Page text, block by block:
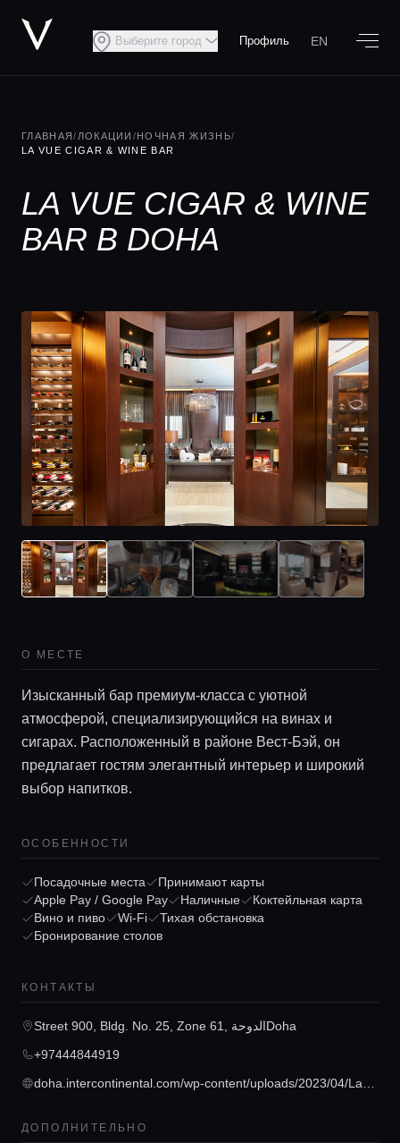
Главная
Локации
Гиды
Выберите город Профиль EN
ГЛАВНАЯ/ ЛОКАЦИИ /НОЧНАЯ ЖИЗНЬ/
LA VUE CIGAR & WINE BAR
LA VUE CIGAR & WINE
BAR В DOHA
О МЕСТЕ
Изысканный бар премиум-класса с уютной
атмосферой, специализирующийся на винах и
сигарах. Расположенный в районе Вест-Бэй, он
предлагает гостям элегантный интерьер и широкий
выбор напитков.
ОСОБЕННОСТИ
Посадочные места
Принимают карты
Apple Pay / Google Pay
Наличные
Коктейльная карта
Вино и пиво
Wi-Fi
Тихая обстановка
Бронирование столов
КОНТАКТЫ
Street 900, Bldg. No. 25, Zone 61, الدوحةDoha
+97444844919
ДОПОЛНИТЕЛЬНО